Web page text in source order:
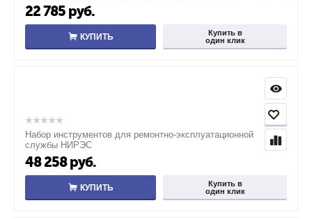
22 785 руб.
КУПИТЬ
Купить в
один клик
Набор инструментов для ремонтно-эксплуатационной
службы НИРЭС
48 258 руб.
КУПИТЬ
Купить в
один клик